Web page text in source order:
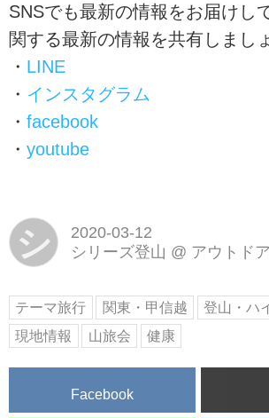
SNSでも最新の情報をお届けし
関する最新の情報を共有しまし
・ LINE
・ インスタグラム
・ facebook
・ youtube
シ
2020-03-12
シリーズ登山 @ アウトド
テーマ旅行 関東・甲信越
登山・ハ
現地情報
山旅会 健康
Facebook